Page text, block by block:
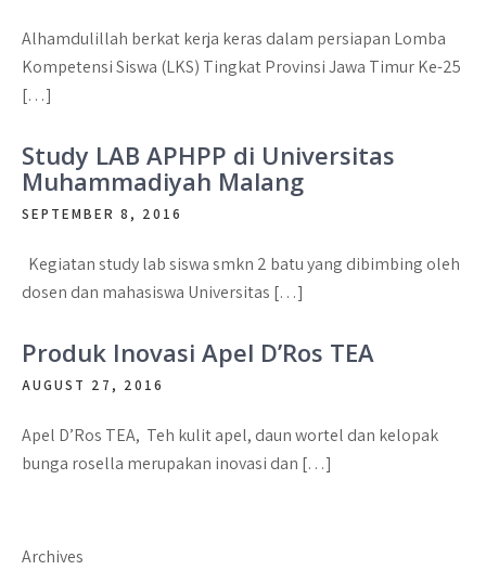
Alhamdulillah berkat kerja keras dalam persiapan Lomba
Kompetensi Siswa (LKS) Tingkat Provinsi Jawa Timur Ke-25
[…]
Study LAB APHPP di Universitas
Muhammadiyah Malang
SEPTEMBER 8, 2016
Kegiatan study lab siswa smkn 2 batu yang dibimbing oleh
dosen dan mahasiswa Universitas […]
Produk Inovasi Apel D’Ros TEA
AUGUST 27, 2016
Apel D’Ros TEA, Teh kulit apel, daun wortel dan kelopak
bunga rosella merupakan inovasi dan […]
Archives